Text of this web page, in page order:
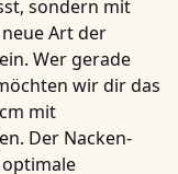
sondern mit
Art der
Wer gerade
wir dir das
mit
Der Nacken-